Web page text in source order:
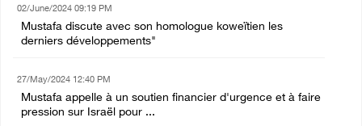
02/June/2024 09:19 PM
Mustafa discute avec son homologue koweïtien les
derniers développements"
27/May/2024 12:40 PM
Mustafa appelle à un soutien financier d'urgence et à faire
pression sur Israël pour ...